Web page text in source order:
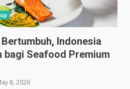
Indonesia
bagi Seafood Premium
8, 2026